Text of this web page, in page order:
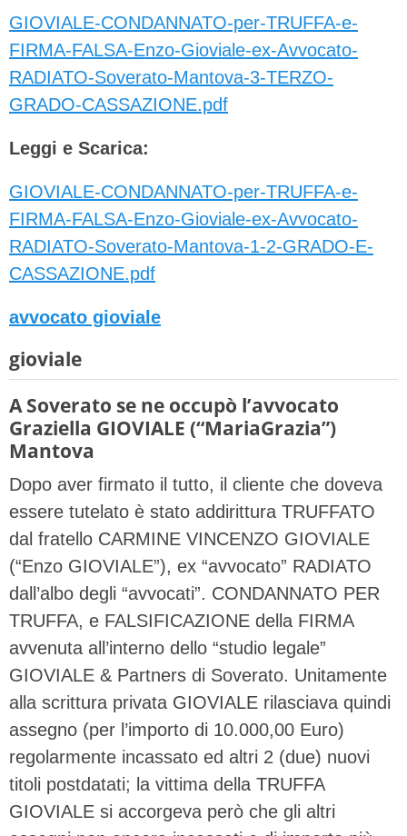
GIOVIALE-CONDANNATO-per-TRUFFA-e-
FIRMA-FALSA-Enzo-Gioviale-ex-Avvocato-
RADIATO-Soverato-Mantova-3-TERZO-
GRADO-CASSAZIONE.pdf
Leggi e Scarica:
GIOVIALE-CONDANNATO-per-TRUFFA-e-
FIRMA-FALSA-Enzo-Gioviale-ex-Avvocato-
RADIATO-Soverato-Mantova-1-2-GRADO-E-
CASSAZIONE.pdf
avvocato gioviale
gioviale
A Soverato se ne occupò l’avvocato
Graziella GIOVIALE (“MariaGrazia”)
Mantova
Dopo aver firmato il tutto, il cliente che doveva
essere tutelato è stato addirittura TRUFFATO
dal fratello CARMINE VINCENZO GIOVIALE
(“Enzo GIOVIALE”), ex “avvocato” RADIATO
dall’albo degli “avvocati”. CONDANNATO PER
TRUFFA, e FALSIFICAZIONE della FIRMA
avvenuta all’interno dello “studio legale”
GIOVIALE & Partners di Soverato. Unitamente
alla scrittura privata GIOVIALE rilasciava quindi
assegno (per l’importo di 10.000,00 Euro)
regolarmente incassato ed altri 2 (due) nuovi
titoli postdatati; la vittima della TRUFFA
GIOVIALE si accorgeva però che gli altri